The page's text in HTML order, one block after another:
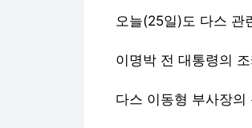
오늘(25일)도 다스 관
이명박 전 대통령의
다스 이동형 부사장